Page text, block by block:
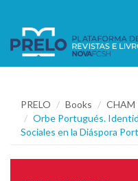
PRELO Books
CHAM
Orbe Portugués.
Sociales en la Diáspora